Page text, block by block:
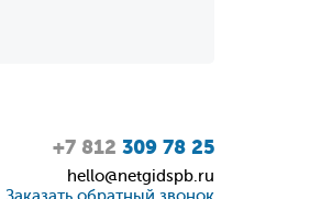
+7 812 309 78 25
hello@netgidspb.ru